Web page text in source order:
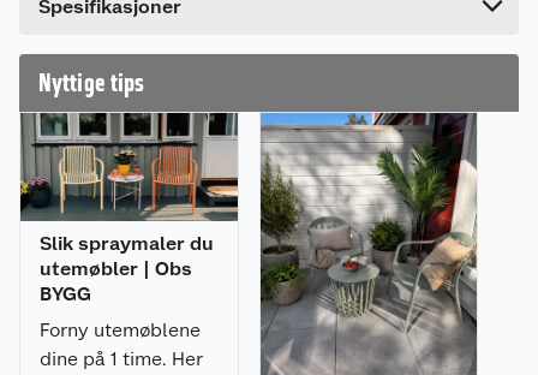
sandkassen ikke brukes, anbefales det å lukke
den slik at katter holdes unna.
Anbefalt mengde sandkassesand: 25-30 sekker a
20 kg. Husk fiberduk for sandkasse.
Produsert i trykkimpregnert tre for lenger
holdbarhet.
Godkjent for bruk i private enkelthusstander.
Spesifikasjoner
Nyttige tips
Slik spraymaler du
utemøbler | Obs
BYGG
Forny utemøblene
dine på 1 time. Her